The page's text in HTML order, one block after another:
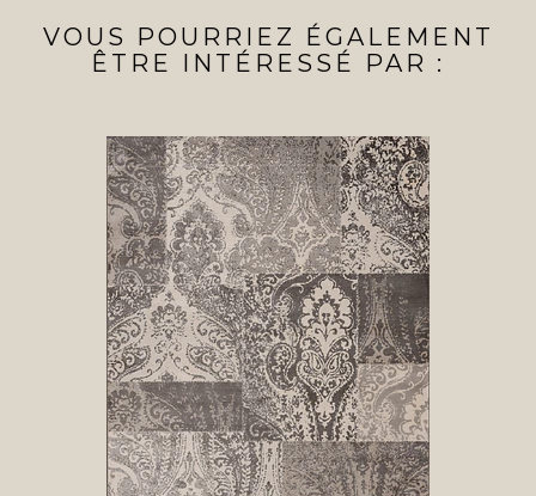
VOUS POURRIEZ ÉGALEMENT
ÊTRE INTÉRESSÉ PAR :